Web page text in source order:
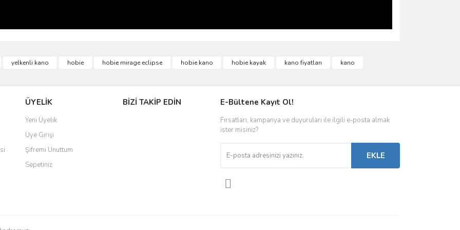
Bu ürüne ilk yorumu siz yapın!
Yorum Yaz
yelkenli kano hobie hobie mirage eclipse hobie kano hobie kayak kano fiyatları kano
ÜYELİK
Yeni Üyelik
Üye Girişi
Şifremi Unuttum
Sepetiniz
BİZİ TAKİP EDİN E-Bültene Kayıt Ol!
Fırsatları, kampanya ve duyuruları ile ilgili e-posta almak
ister misiniz?
EKLE